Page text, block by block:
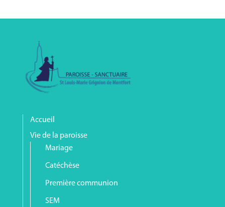
Accueil
Vie de la paroisse
Mariage
Catéchèse
Première communion
SEM